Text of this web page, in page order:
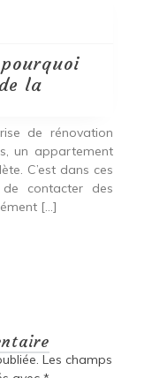
la
de rénovation
un appartement
C’est dans ces
de contacter des
[…]
Les champs